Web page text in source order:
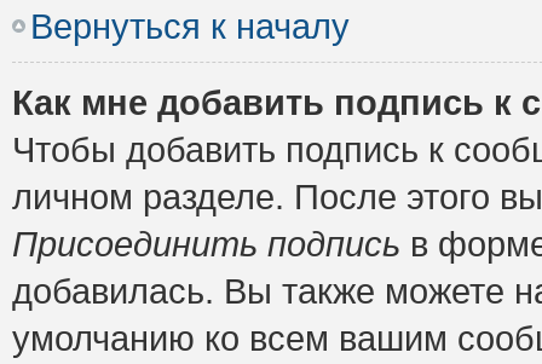
Вернуться к началу
Как мне добавить подпись к
Чтобы добавить подпись к
личном разделе. После этого
Присоединить подпись в
добавилась. Вы также можете
умолчанию ко всем вашим